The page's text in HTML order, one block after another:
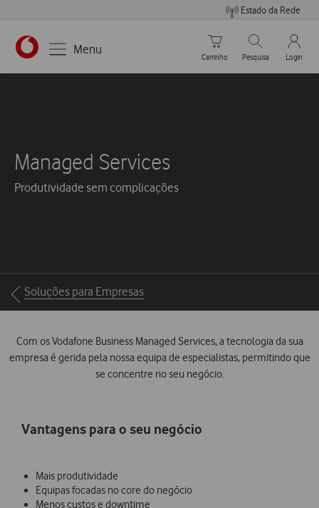
Estado da Rede
Menu
Carrinho de compras
Carrinho
Pesquisar
Pesquisa
My
Login
Managed Services
Produtividade sem complicações
Breadcrumbs
Soluções para Empresas
Com os Vodafone Business Managed Services, a tecnologia da sua
empresa é gerida pela nossa equipa de especialistas, permitindo que
se concentre no seu negócio.
Vantagens para o seu negócio
Mais produtividade
Equipas focadas no core do negócio
Menos custos e downtime